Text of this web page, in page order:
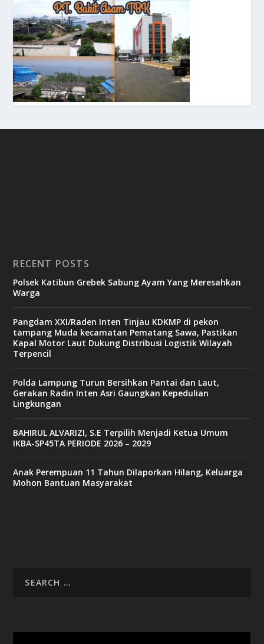
RECENT POSTS
Polsek Katibun Grebek Sabung Ayam Yang Meresahkan
Warga
Pangdam XXI/Raden Inten Tinjau KDKMP di pekon
tampang Muda kecamatan Pematang Sawa, Pastikan
Kapal Motor Laut Dukung Distribusi Logistik Wilayah
Terpencil
Polda Lampung Turun Bersihkan Pantai dan Laut,
Gerakan Radin Inten Asri Gaungkan Kepedulian
Lingkungan
BAHIRUL ALVARIZI, S.E Terpilih Menjadi Ketua Umum
IKBA-SP45TA PERIODE 2026 – 2029
Anak Perempuan 11 Tahun Dilaporkan Hilang, Keluarga
Mohon Bantuan Masyarakat